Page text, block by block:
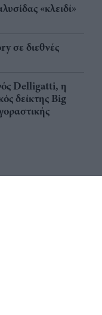
«κλειδί»
σε διεθνές
Delligatti, η
δείκτης Big